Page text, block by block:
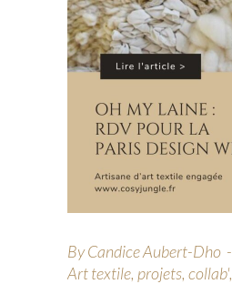
ByCandice Aubert-Dho
Art textile, projets, collab',